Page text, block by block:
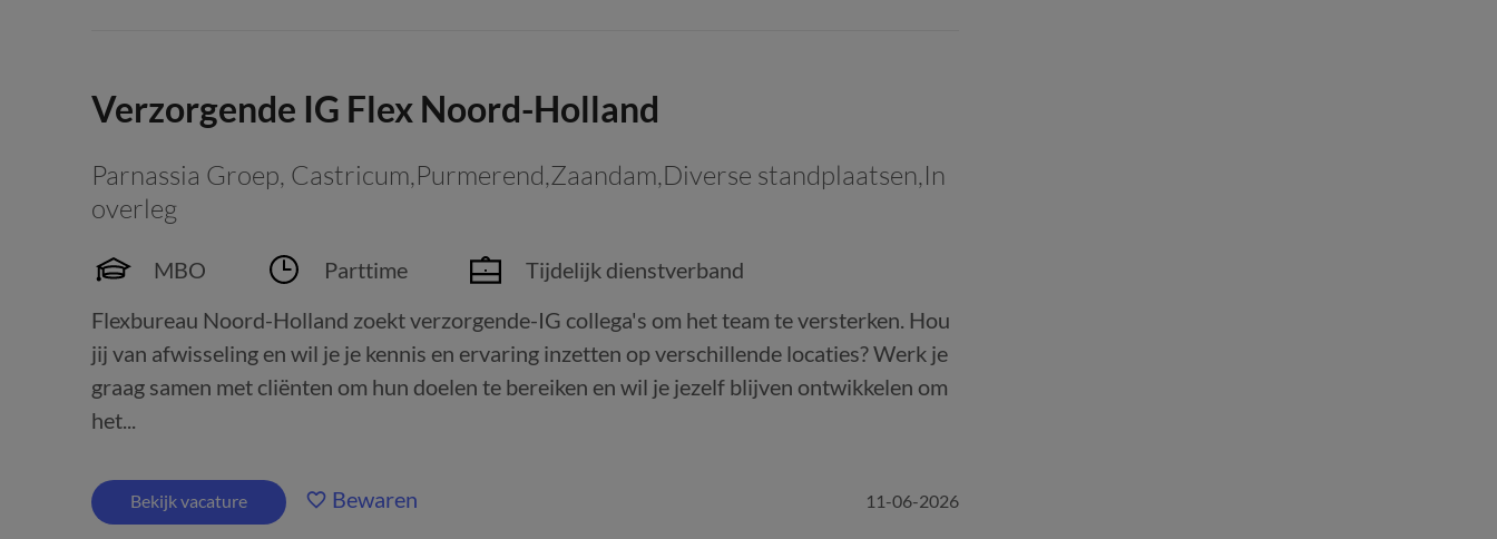
Verzorgende IG Flex Noord-Holland
Parnassia Groep, Castricum,Purmerend,Zaandam,Diverse standplaatsen,In
overleg
MBO Parttime
Tijdelijk dienstverband
Flexbureau Noord-Holland zoekt verzorgende-IG collega's om het team te versterken. Hou
jij van afwisseling en wil je je kennis en ervaring inzetten op verschillende locaties? Werk je
graag samen met cliënten om hun doelen te bereiken en wil je jezelf blijven ontwikkelen om
het...
Bekijk vacature Bewaren 11-06-2026